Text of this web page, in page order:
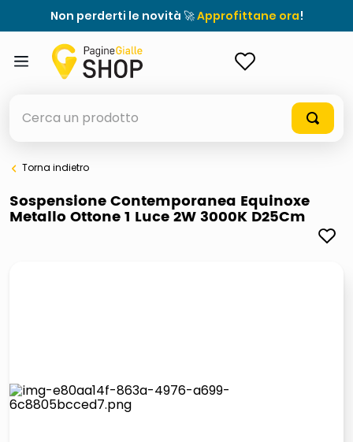
Non perderti le novità 🚀Approfittane ora!
elenchi telefonici
meme
pattumiera raccolta differenziata
airpods
Torna indietro
Sospensione Contemporanea Equinoxe
Metallo Ottone 1 Luce 2W 3000K D25Cm